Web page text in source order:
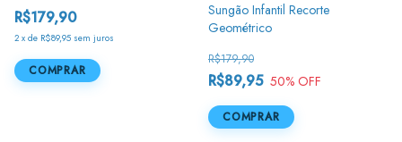
R$179,90
2 x de R$89,95 sem juros
COMPRAR
Sungão Infantil Recorte
Geométrico
R$89,95
R$179,90
50% OFF
COMPRAR